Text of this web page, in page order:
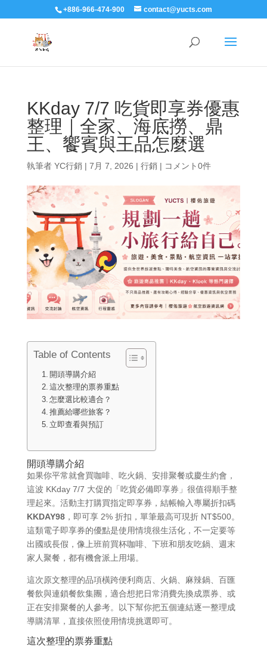
+886-966-474-900 contact@yucts.com
KKday 7/7 吃貨即享券優惠
整理｜全家、海底撈、鼎
王、饗賓與王品怎麼選
執筆者 YC行銷| 7月 7, 2026 | 行銷| コメント0件
Table of Contents
開頭導購介紹
這次整理的票券重點
怎麼選比較適合？
推薦給哪些旅客？
立即查看與預訂
開頭導購介紹
如果你平常就會買咖啡、吃火鍋、安排聚餐或慶生約會，
這波 KKday 7/7 大促的「吃貨必備即享券」很值得順手整
理起來。活動主打購買指定即享券，結帳輸入專屬折扣碼
KKDAY98，即可享 2% 折扣，單筆最高可現折 NT$500。
這類電子即享券的優點是使用情境很生活化，不一定要等
出國或長假，像上班前買杯咖啡、下班和朋友吃鍋、週末
家人聚餐，都有機會派上用場。
這次原文整理的品項橫跨便利商店、火鍋、麻辣鍋、百匯
餐飲與連鎖餐飲集團，適合想把日常消費先換成票券、或
正在安排聚餐的人參考。以下幫你把五個連結逐一整理成
導購清單，直接依照使用情境挑選即可。
這次整理的票券重點